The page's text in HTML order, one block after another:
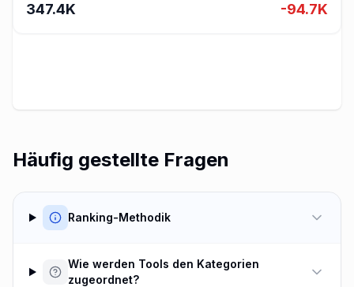
347.4K -94.7K
Häufig gestellte Fragen
Ranking-Methodik
Wie werden Tools den Kategorien
zugeordnet?